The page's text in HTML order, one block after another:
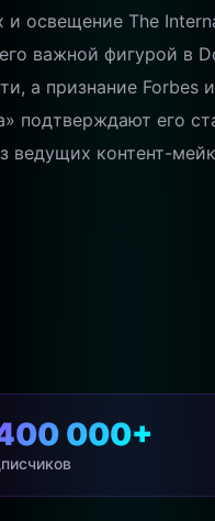
и освещение The
важной фигурой в
а признание Forbes
подтверждают его
ведущих контент-
000+